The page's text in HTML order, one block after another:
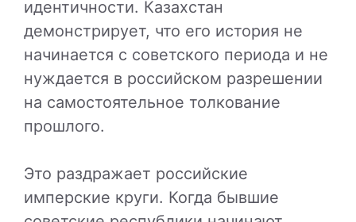
идентичности. Казахстан
демонстрирует, что его история не
начинается с советского периода и не
нуждается в российском разрешении
на самостоятельное толкование
прошлого.
Это раздражает российские
имперские круги. Когда бывшие